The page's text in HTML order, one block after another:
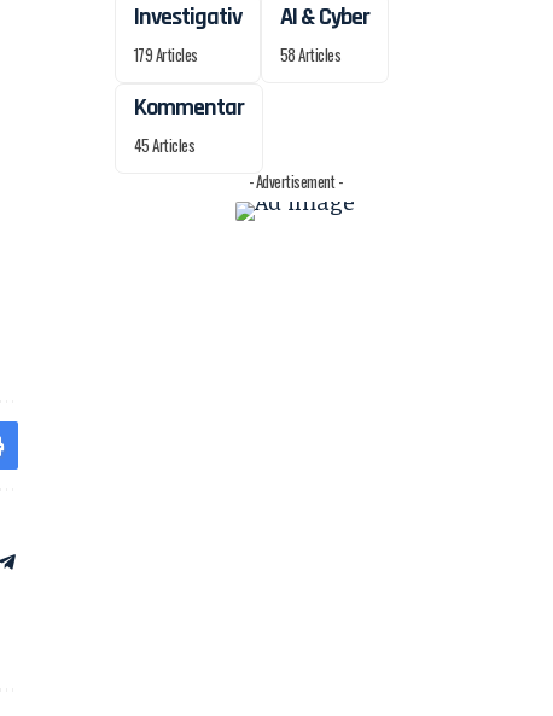
Investigativ
179 Articles
AI & Cyber
58 Articles
Kommentar
45 Articles
- Advertisement -